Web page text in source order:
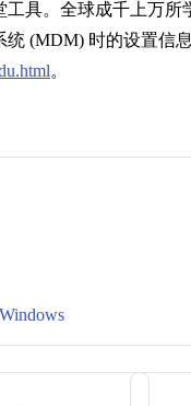
具。全球成千上万
(MDM) 时的设置信
。